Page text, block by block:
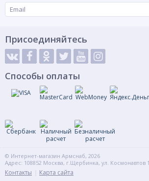
Тип вводной группы
Выходы на потребителя
Присоединяйтесь
Способы оплаты
© Интернет-магазин Армснаб, 2026
Адрес: 108852 Москва, г.Щербинка, ул. Космонавтов
Контакты Карта сайта